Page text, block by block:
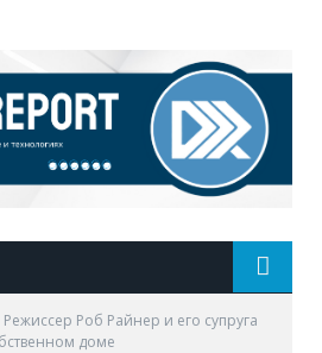
Режиссер Роб Райнер и его супруга
доме